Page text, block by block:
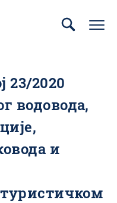
23/2020
водовода,
и